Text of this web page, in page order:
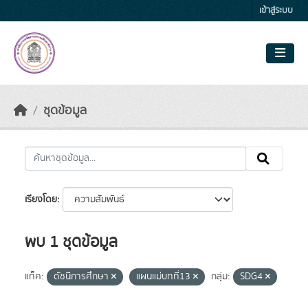
เข้าสู่ระบบ
ชุดข้อมูล
เรียงโดย
พบ 1 ชุดข้อมูล
แท็ค: ดัชนีการศึกษา แผนแม่บทที่13 กลุ่ม:
SDG4